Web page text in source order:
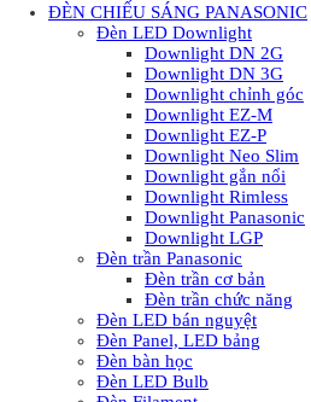
ĐÈN CHIẾU SÁNG PANASONIC
Đèn LED Downlight
Downlight DN 2G
Downlight DN 3G
Downlight chỉnh góc
Downlight EZ-M
Downlight EZ-P
Downlight Neo Slim
Downlight gắn nổi
Downlight Rimless
Downlight Panasonic
Downlight LGP
Đèn trần Panasonic
Đèn trần cơ bản
Đèn trần chức năng
Đèn LED bán nguyệt
Đèn Panel, LED bảng
Đèn bàn học
Đèn LED Bulb